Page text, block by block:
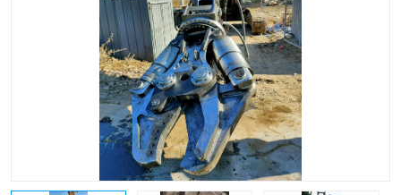
土壤修复
开沟机
破碎机
压路机
滑移装载机